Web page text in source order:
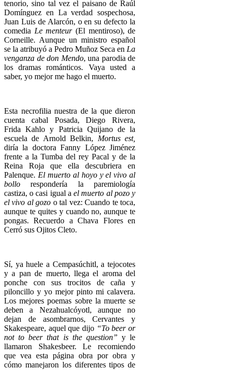
tenorio, sino tal vez el paisano de Raúl
Domínguez en La verdad sospechosa,
Juan Luis de Alarcón, o en su defecto la
comedia Le menteur(El mentiroso), de
Corneille. Aunque un ministro español
se la atribuyó a Pedro Muñoz Seca en La
venganza de don Mendo, una parodia de
los dramas románticos. Vaya usted a
saber, yo mejor me hago el muerto.
Esta necrofilia nuestra de la que dieron
cuenta cabal Posada, Diego Rivera,
Frida Kahlo y Patricia Quijano de la
escuela de Arnold Belkin, Mortus est,
diría la doctora Fanny López Jiménez
frente a la Tumba del rey Pacal y de la
Reina Roja que ella descubriera en
Palenque. El muerto al hoyo y el vivo al
bollorespondería la paremiología
castiza, o casi igual ael muerto al pozo y
el vivo al gozo o tal vez: Cuando te toca,
aunque te quites y cuando no, aunque te
pongas. Recuerdo a Chava Flores en
Cerró sus Ojitos Cleto.
Sí, ya huele a Cempasúchitl, a tejocotes
y a pan de muerto, llega el aroma del
ponche con sus trocitos de caña y
piloncillo y yo mejor pinto mi calavera.
Los mejores poemas sobre la muerte se
deben a Nezahualcóyotl, aunque no
dejan de asombrarnos, Cervantes y
Skakespeare, aquel que dijo “To beer or
not to beer that is the question”y le
llamaron Shakesbeer. Le recomiendo
que vea esta página obra por obra y
cómo manejaron los diferentes tipos de